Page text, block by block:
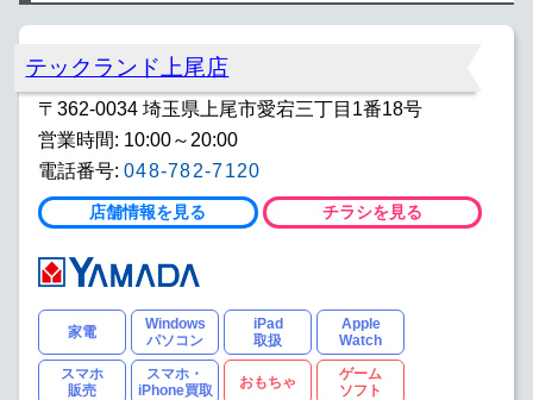
テックランド上尾店
〒362-0034 埼玉県上尾市愛宕三丁目1番18号
営業時間: 10:00～20:00
電話番号: 048-782-7120
店舗情報を見る チラシを見る
家電
Windows
パソコン
iPad
取扱
Apple
Watch
スマホ
販売
スマホ・
iPhone買取
おもちゃ
ゲーム
ソフト